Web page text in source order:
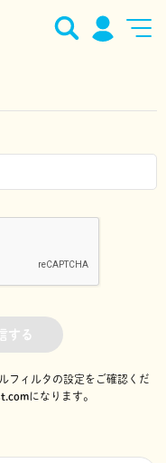
する
フィルタの設定をご確認くだ
になります。